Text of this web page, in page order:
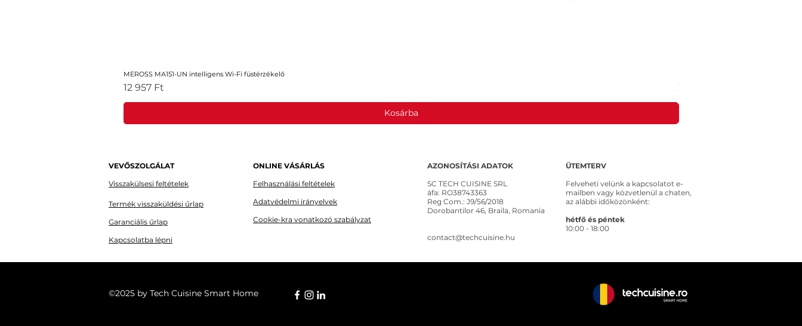
MEROSS MA151-UN intelligens Wi-Fi füstérzékelő
Ár
12 957 Ft
Kosárba
Ár
20 653 Ft
VEVŐSZOLGÁLAT
Visszakülsesi feltételek
Termék visszaküldési űrlap
Garanciális űrlap
Kapcsolatba lépni
ONLINE VÁSÁRLÁS
Felhasználási feltételek
Adatvédelmi irányelvek
Cookie-kra vonatkozó szabályzat
AZONOSÍTÁSI ADATOK
SC TECH CUISINE SRL
áfa: RO38743363
Reg Com.: J9/56/2018
Dorobantilor 46, Braila, Romania
contact@techcuisine.hu
ÜTEMTERV
Felveheti velünk a kapcsolatot e-
mailben vagy közvetlenül a chaten,
az alábbi időközönként:
hétfő és péntek
10:00 - 18:00
©2025 by Tech Cuisine Smart Home